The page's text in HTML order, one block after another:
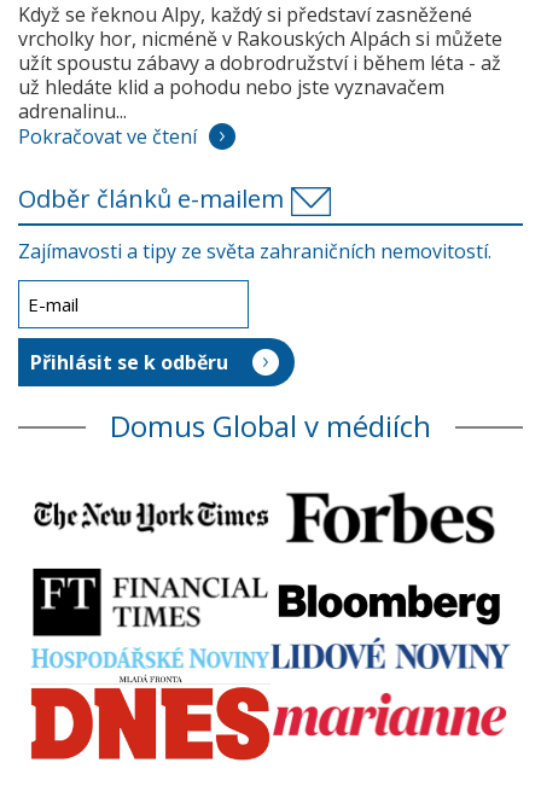
Když se řeknou Alpy, každý si představí zasněžené
vrcholky hor, nicméně v Rakouských Alpách si můžete
užít spoustu zábavy a dobrodružství i během léta - až
už hledáte klid a pohodu nebo jste vyznavačem
adrenalinu...
Pokračovat ve čtení
Odběr článků e-mailem
Zajímavosti a tipy ze světa zahraničních nemovitostí.
Domus Global v médiích